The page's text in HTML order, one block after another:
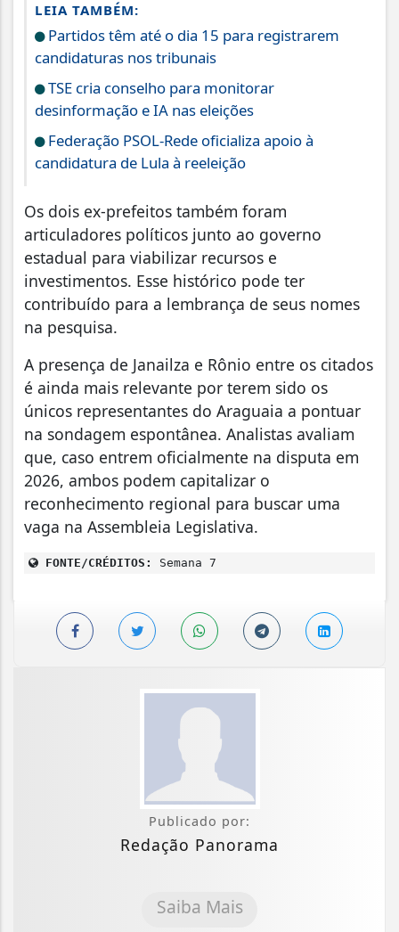
LEIA TAMBÉM:
Partidos têm até o dia 15 para registrarem
candidaturas nos tribunais
TSE cria conselho para monitorar
desinformação e IA nas eleições
Federação PSOL-Rede oficializa apoio à
candidatura de Lula à reeleição
Os dois ex-prefeitos também foram
articuladores políticos junto ao governo
estadual para viabilizar recursos e
investimentos. Esse histórico pode ter
contribuído para a lembrança de seus nomes
na pesquisa.
A presença de Janailza e Rônio entre os citados
é ainda mais relevante por terem sido os
únicos representantes do Araguaia a pontuar
na sondagem espontânea. Analistas avaliam
que, caso entrem oficialmente na disputa em
2026, ambos podem capitalizar o
reconhecimento regional para buscar uma
vaga na Assembleia Legislativa.
FONTE/CRÉDITOS: Semana 7
Publicado por:
Redação Panorama
Saiba Mais